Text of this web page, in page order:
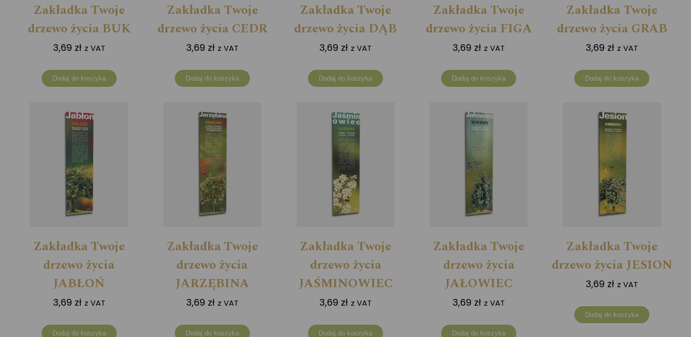
Zakładka Twoje
drzewo życia BUK
3,69 zł z VAT
Dodaj do koszyka
Zakładka Twoje
drzewo życia CEDR
3,69 zł z VAT
Dodaj do koszyka
Zakładka Twoje
drzewo życia DĄB
3,69 zł z VAT
Dodaj do koszyka
Zakładka Twoje
drzewo życia FIGA
3,69 zł z VAT
Dodaj do koszyka
Zakładka Twoje
drzewo życia GRAB
3,69 zł z VAT
Dodaj do koszyka
Zakładka Twoje
drzewo życia
JABŁOŃ
3,69 zł z VAT
Dodaj do koszyka
Zakładka Twoje
drzewo życia
JARZĘBINA
3,69 zł z VAT
Dodaj do koszyka
Zakładka Twoje
drzewo życia
JAŚMINOWIEC
3,69 zł z VAT
Dodaj do koszyka
Zakładka Twoje
drzewo życia
JAŁOWIEC
3,69 zł z VAT
Dodaj do koszyka
Zakładka Twoje
drzewo życia JESION
3,69 zł z VAT
Dodaj do koszyka